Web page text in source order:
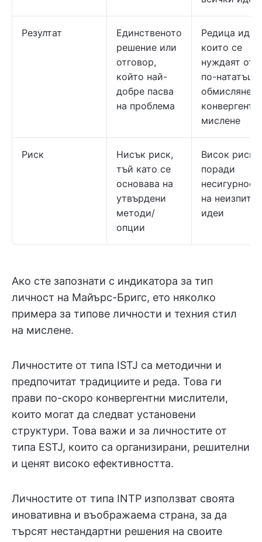
Резултат
Единственото
решение или
отговор,
който най-
добре пасва
на проблема
Редица
които се
нуждаят от
по-
обмисляне с
мислене
Риск
Нисък риск,
тъй като се
основава на
утвърдени
методи/
опции
Висок риск
поради
на
идеи
Ако сте запознати с индикатора за тип
личност на Майърс-Бригс, ето няколко
примера за типове личности и техния стил
на мислене.
Личностите от типа ISTJ са методични и
предпочитат традициите и реда. Това ги
прави по-скоро конвергентни мислители,
които могат да следват установени
структури. Това важи и за личностите от
типа ESTJ, които са организирани, решителни
и ценят високо ефективността.
Личностите от типа INTP използват своята
иновативна и въображаема страна, за да
търсят нестандартни решения на своите